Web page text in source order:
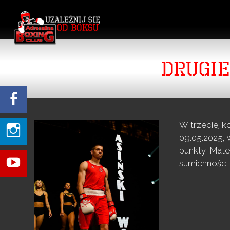
W trzeciej
09.05.2025,
punkty
sumienności